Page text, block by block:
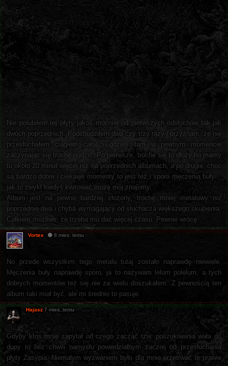
Nie polubiłem tej płyty jakoś mocniej od pierwszych odsłuchów tak jak
dwóch poprzednich. Podchodziłem dwa czy trzy razy i przyznam, że nie
przesłuchałem ciągiem całości gdzieś tam w pewnym momencie
zaczynając się trochę nudzić. Po pierwsze, trochę się to dłuży bo mamy
tu około 20 minut więcej niż na poprzednich albumach, a po drugie, choć
są bardzo dobre i ciekawe momenty to jest też i sporo męczenia buły ..
jak to zwykł kiedyś kwitować muzę mój znajomy.
Album jest na pewno bardziej złożony, trochę mniej metalowy niż
poprzednie dwa i chyba wymagający od słuchacza większego skupienia.
Całkiem możliwe, że trzeba mu dać więcej czasu. Pewnie wrócę.
Vortex 8 mies. temu
No przede wszystkim tego metalu tutaj zostało naprawdę niewiele.
Męczenia buły naprawdę sporo, ja to nazywam lelum polelum, a tych
dobrych momentów też się nie za wielu doszukałem. Z pewnością ten
album taki miał być, ale mi średnio to pasuje.
Hajasz 7 mies. temu
Gdyby ktoś mnie zapytał od czego zacząć tzw. poszukiwania wała do
dupy to bez chwili namysłu powiedziałbym zacznij od przesłuchania
płyty Zasypia. Niemałym wyzwaniem było dla mnie przetrwać te prawie